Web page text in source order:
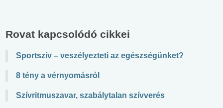
Rovat kapcsolódó cikkei
Sportszív – veszélyezteti az egészségünket?
8 tény a vérnyomásról
Szívritmuszavar, szabálytalan szívverés